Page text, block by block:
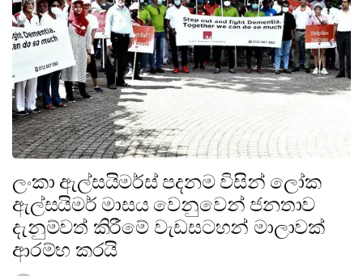
ලංකා ඇල්සයිමර්ස් පදනම විසින් ලෝක
ඇල්සයිමර් මාසය වෙනුවෙන් ජනතාව
දැනුම්වත් කිරීමේ වැඩසටහන් මාලාවක්
ආරම්භ කරයි